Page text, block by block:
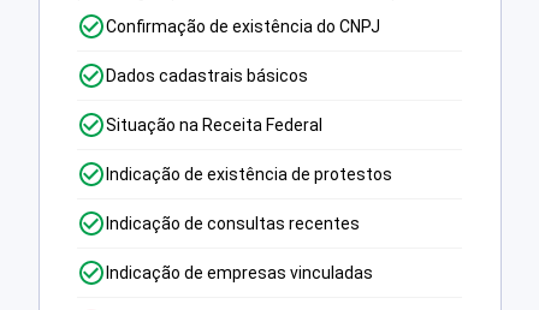
Confirmação de existência do CNPJ
Dados cadastrais básicos
Situação na Receita Federal
Indicação de existência de protestos
Indicação de consultas recentes
Indicação de empresas vinculadas